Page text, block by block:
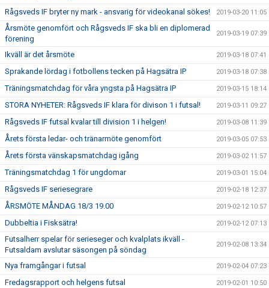
Rågsveds IF bryter ny mark - ansvarig för videokanal sökes! 2019-03-20 11:05
Årsmöte genomfört och Rågsveds IF ska bli en diplomerad
förening
2019-03-19 07:39
Ikväll är det årsmöte 2019-03-18 07:41
Sprakande lördag i fotbollens tecken på Hagsätra IP 2019-03-18 07:38
Träningsmatchdag för våra yngsta på Hagsätra IP 2019-03-15 18:14
STORA NYHETER: Rågsveds IF klara för divison 1 i futsal! 2019-03-11 09:27
Rågsveds IF futsal kvalar till division 1 i helgen! 2019-03-08 11:39
Årets första ledar- och tränarmöte genomfört 2019-03-05 07:53
Årets första vänskapsmatchdag igång 2019-03-02 11:57
Träningsmatchdag 1 för ungdomar 2019-03-01 15:04
Rågsveds IF seriesegrare 2019-02-18 12:37
ÅRSMÖTE MÅNDAG 18/3 19.00 2019-02-12 10:57
Dubbeltia i Fisksätra! 2019-02-12 07:13
Futsalherr spelar för serieseger och kvalplats ikväll -
Futsaldam avslutar säsongen på söndag
2019-02-08 13:34
Nya framgångar i futsal 2019-02-04 07:23
Fredagsrapport och helgens futsal 2019-02-01 10:50